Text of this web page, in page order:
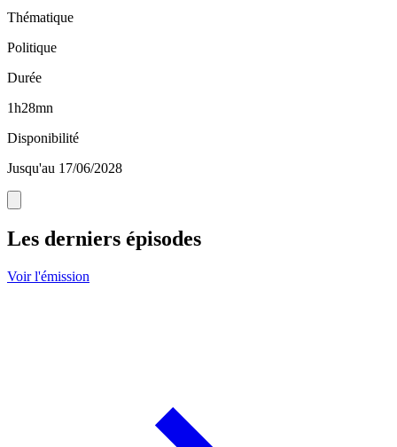
Thématique
Politique
Durée
1h28mn
Disponibilité
Jusqu'au 17/06/2028
Les derniers épisodes
Voir l'émission